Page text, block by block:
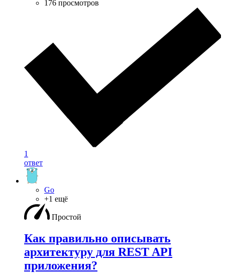
176 просмотров
1
ответ
Go
+1 ещё
Простой
Как правильно описывать
архитектуру для REST API
приложения?